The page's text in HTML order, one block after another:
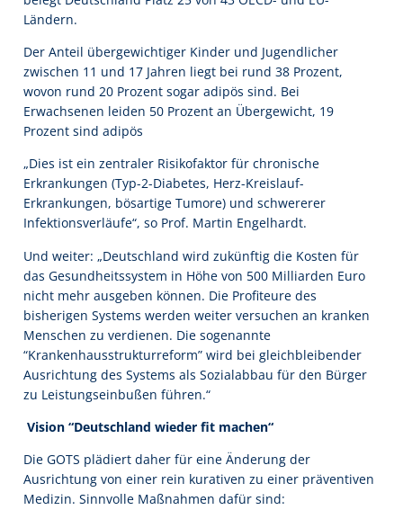
Ländern.
Der Anteil übergewichtiger Kinder und Jugendlicher
zwischen 11 und 17 Jahren liegt bei rund 38 Prozent,
wovon rund 20 Prozent sogar adipös sind. Bei
Erwachsenen leiden 50 Prozent an Übergewicht, 19
Prozent sind adipös
„Dies ist ein zentraler Risikofaktor für chronische
Erkrankungen (Typ-2-Diabetes, Herz-Kreislauf-
Erkrankungen, bösartige Tumore) und schwererer
Infektionsverläufe“, so Prof. Martin Engelhardt.
Und weiter: „Deutschland wird zukünftig die Kosten für
das Gesundheitssystem in Höhe von 500 Milliarden Euro
nicht mehr ausgeben können. Die Profiteure des
bisherigen Systems werden weiter versuchen an kranken
Menschen zu verdienen. Die sogenannte
“Krankenhausstrukturreform” wird bei gleichbleibender
Ausrichtung des Systems als Sozialabbau für den Bürger
zu Leistungseinbußen führen.“
Vision “Deutschland wieder fit machen“
Die GOTS plädiert daher für eine Änderung der
Ausrichtung von einer rein kurativen zu einer präventiven
Medizin. Sinnvolle Maßnahmen dafür sind: